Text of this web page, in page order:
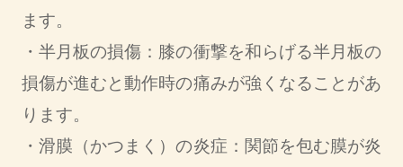
ます。
・半月板の損傷：膝の衝撃を和らげる半月板の
損傷が進むと動作時の痛みが強くなることがあ
ります。
・滑膜（かつまく）の炎症：関節を包む膜が炎